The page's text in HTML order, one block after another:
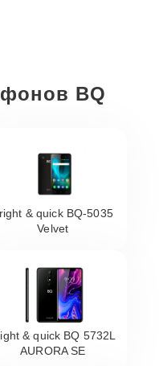
BQ
& quick BQ-5035
Velvet
& quick BQ 5732L
AURORA SE